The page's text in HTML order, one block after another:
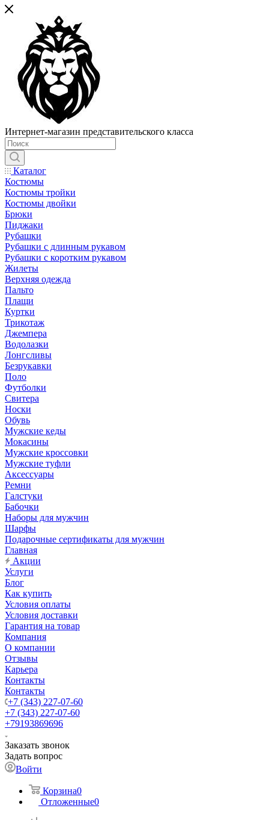
Интернет-магазин представительского класса
Каталог
Костюмы
Костюмы тройки
Костюмы двойки
Брюки
Пиджаки
Рубашки
Рубашки с длинным рукавом
Рубашки с коротким рукавом
Жилеты
Верхняя одежда
Пальто
Плащи
Куртки
Трикотаж
Джемпера
Водолазки
Лонгсливы
Безрукавки
Поло
Футболки
Свитера
Носки
Обувь
Мужские кеды
Мокасины
Мужские кроссовки
Мужские туфли
Аксессуары
Ремни
Галстуки
Бабочки
Наборы для мужчин
Шарфы
Подарочные сертификаты для мужчин
Главная
Акции
Услуги
Блог
Как купить
Условия оплаты
Условия доставки
Гарантия на товар
Компания
О компании
Отзывы
Карьера
Контакты
Контакты
+7 (343) 227-07-60
+7 (343) 227-07-60
+79193869696
Заказать звонок
Задать вопрос
Войти
Корзина0
Отложенные0